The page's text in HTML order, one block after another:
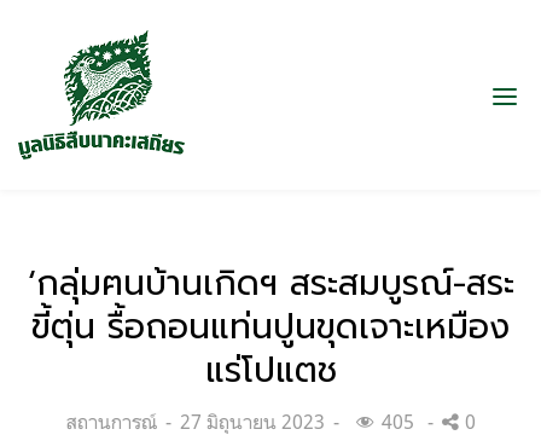
‘กลุ่มฅนบ้านเกิดฯ สระสมบูรณ์-สระ
ขี้ตุ่น รื้อถอนแท่นปูนขุดเจาะเหมือง
แร่โปแตช
Categories:
สถานการณ์
Posted
27 มิถุนายน 2023 405 0